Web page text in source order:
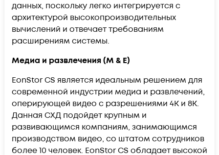
данных, поскольку легко интегрируется с
архитектурой высокопроизводительных
вычислений и отвечает требованиям
расширениям системы.
Медиа и развлечения (M & E)
EonStor CS является идеальным решением для
современной индустрии медиа и развлечений,
оперирующей видео с разрешениями 4K и 8K.
Данная СХД подойдет крупным и
развивающимся компаниям, занимающимся
производством видео, со штатом сотрудников
более 10 человек. EonStor CS обладает высокой